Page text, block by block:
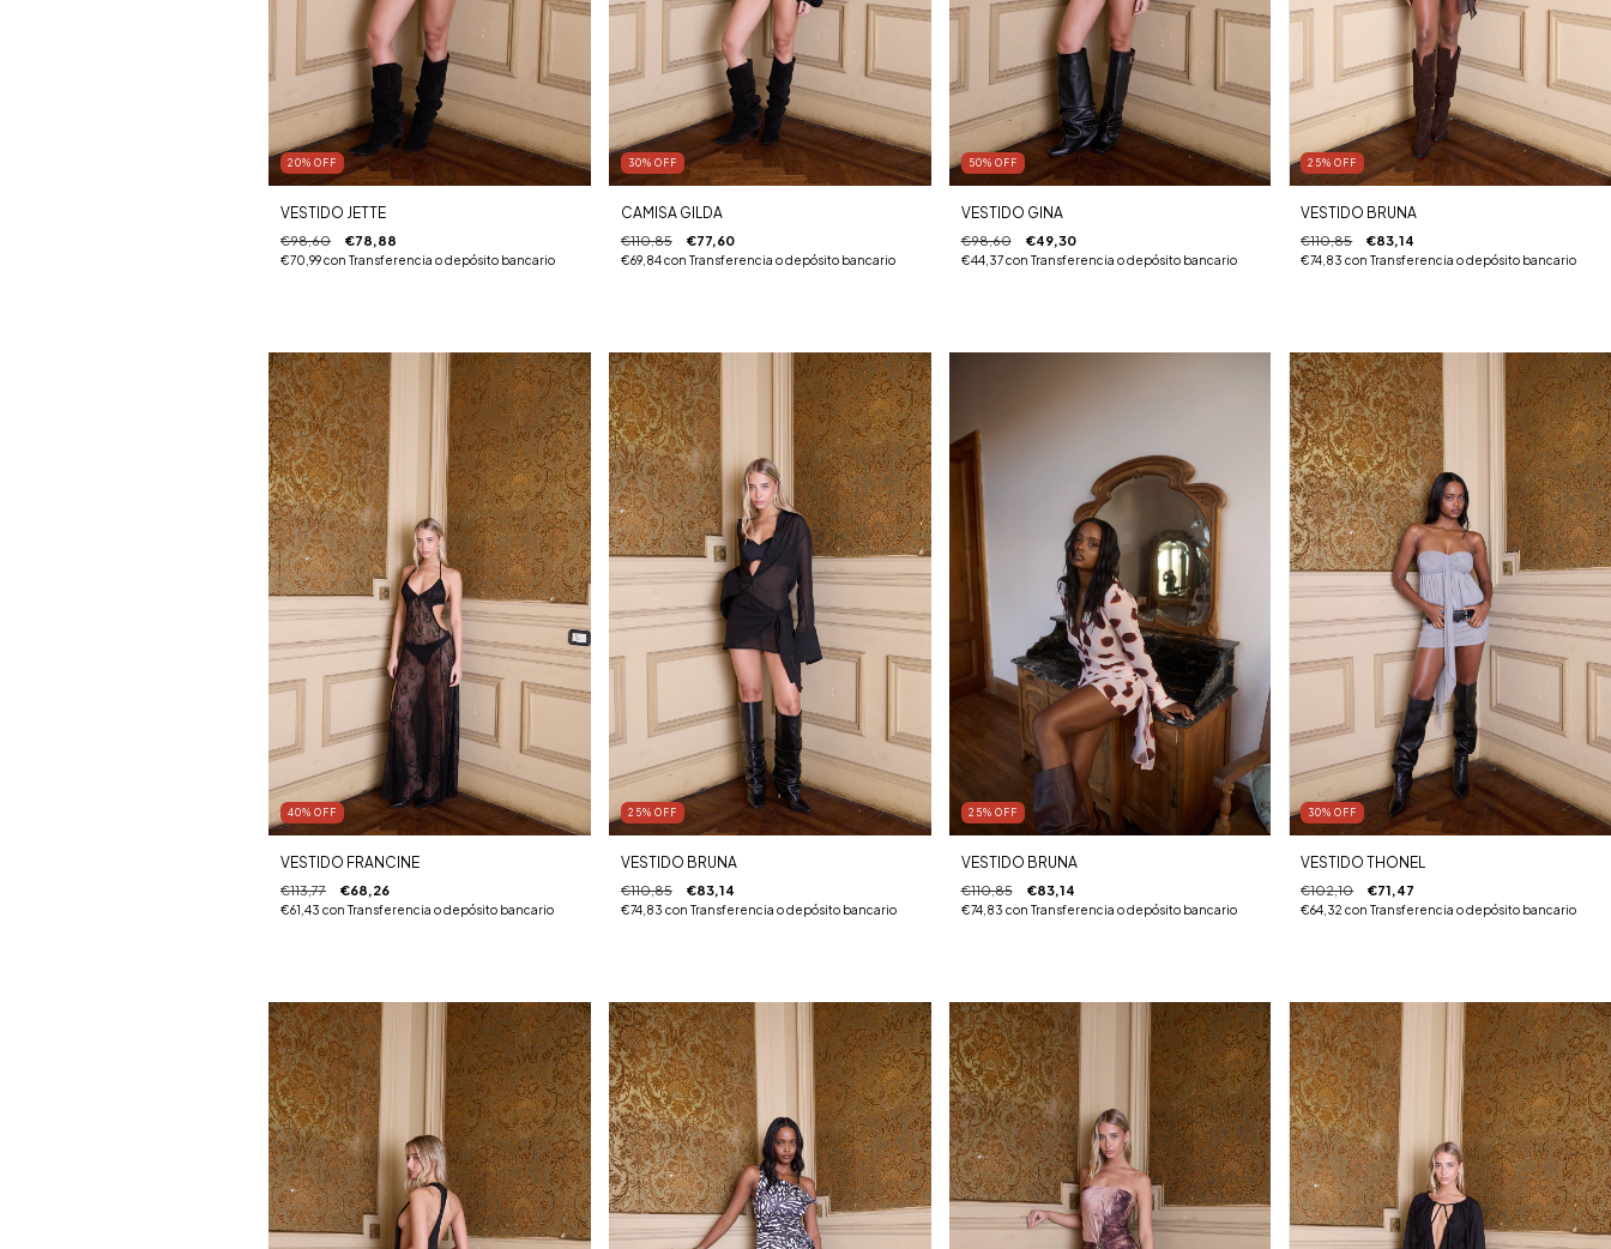
20% OFF
VESTIDO JETTE
€98,60 €78,88
€70,99con Transferencia o depósito bancario
30% OFF
CAMISA GILDA
€110,85 €77,60
€69,84con Transferencia o depósito bancario
50% OFF
VESTIDO GINA
€98,60 €49,30
€44,37con Transferencia o depósito bancario
25%OFF
VESTIDO BRUNA
€110,85 €83,14
€74,83con Transferencia o depósito bancario
40% OFF
VESTIDO FRANCINE
€113,77 €68,26
€61,43 con Transferencia o depósito bancario
25% OFF
VESTIDO BRUNA
€110,85 €83,14
€74,83 con Transferencia o depósito bancario
25% OFF
VESTIDO BRUNA
€110,85 €83,14
€74,83 con Transferencia o depósito bancario
30%OFF
VESTIDO THONEL
€102,10 €71,47
€64,32con Transferencia o depósito bancario